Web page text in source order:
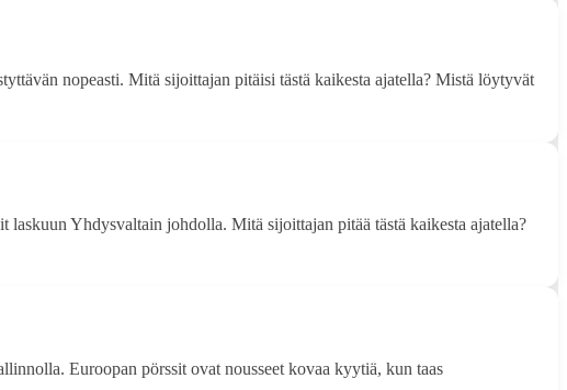
nopeasti. Mitä sijoittajan pitäisi tästä kaikesta ajatella? Mistä löytyvät
laskuun Yhdysvaltain johdolla. Mitä sijoittajan pitää tästä kaikesta ajatella?
Euroopan pörssit ovat nousseet kovaa kyytiä, kun taas